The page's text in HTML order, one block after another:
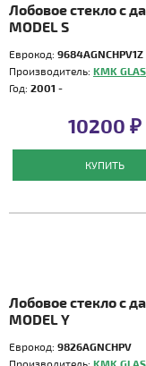
Лобовое стекло с
MODEL S
Еврокод: 9684AGNCHPV1Z
Производитель: KMK
Год: 2001 -
10200 ₽
КУПИТЬ
Лобовое стекло с
MODEL Y
Еврокод: 9826AGNCHPV
Производитель: KMK